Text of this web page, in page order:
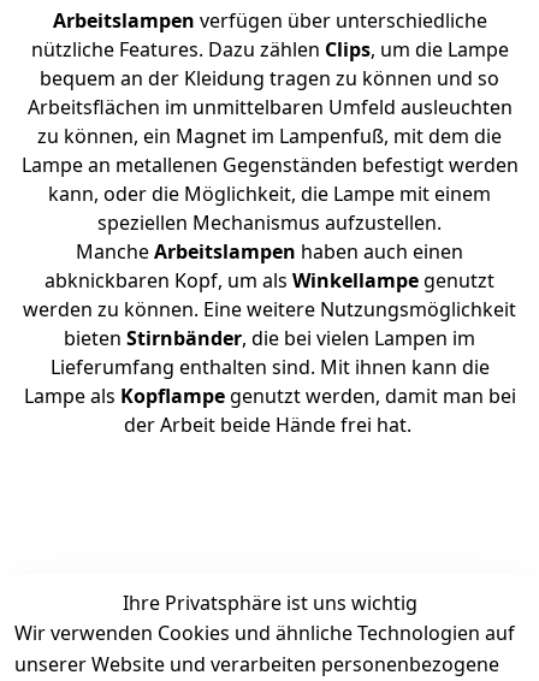
Arbeitslampen verfügen über unterschiedliche
nützliche Features. Dazu zählen Clips, um die Lampe
bequem an der Kleidung tragen zu können und so
Arbeitsflächen im unmittelbaren Umfeld ausleuchten
zu können, ein Magnet im Lampenfuß, mit dem die
Lampe an metallenen Gegenständen befestigt werden
kann, oder die Möglichkeit, die Lampe mit einem
speziellen Mechanismus aufzustellen.
MancheArbeitslampen haben auch einen
abknickbaren Kopf, um als Winkellampegenutzt
werden zu können. Eine weitere Nutzungsmöglichkeit
bieten Stirnbänder, die bei vielen Lampen im
Lieferumfang enthalten sind. Mit ihnen kann die
Lampe als Kopflampegenutzt werden, damit man bei
der Arbeit beide Hände frei hat.
Ihre Privatsphäre ist uns wichtig
Wir verwenden Cookies und ähnliche Technologien auf
unserer Website und verarbeiten personenbezogene
Rechtliches
AGB
Services
Kontakt
Zahlung &
Versand